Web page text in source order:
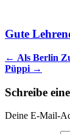
Gute
Artikel
Navigation
← Als Berlin
Püppi →
Schreibe
Deine E-Mail-